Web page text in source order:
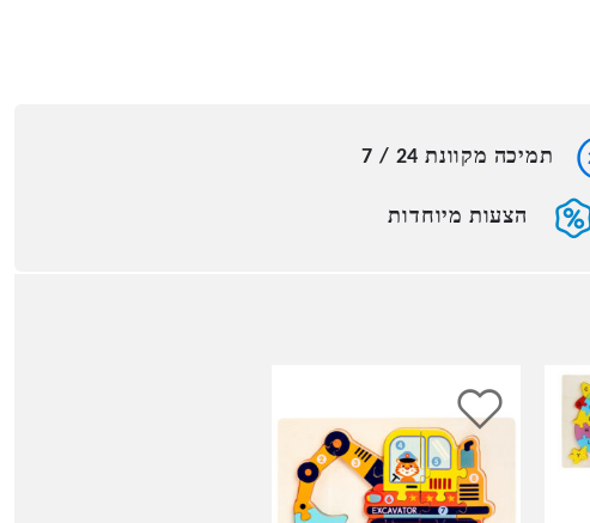
תמיכה מקוונת 24 / 7
הצעות מיוחדות